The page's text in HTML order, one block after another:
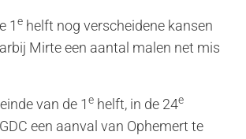
1 e helft nog verscheidene kansen
Mirte een aantal malen net mis
van de 1 e helft, in de 24e
een aanval van Ophemert te